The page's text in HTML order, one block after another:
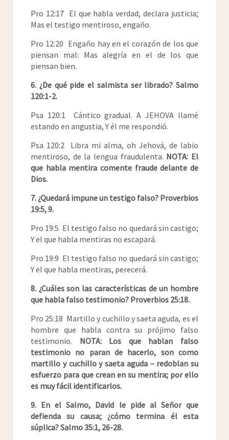
Pro 12:17 El que habla verdad, declara justicia;
Mas el testigo mentiroso, engaño.
Pro 12:20 Engaño hay en el corazón de los que
piensan mal: Mas alegría en el de los que
piensan bien.
6. ¿De qué pide el salmista ser librado? Salmo
120:1-2.
Psa 120:1 Cántico gradual. A JEHOVA llamé
estando en angustia, Y él me respondió.
Psa 120:2 Libra mi alma, oh Jehová, de labio
mentiroso, de la lengua fraudulenta. NOTA: El
que habla mentira comente fraude delante de
Dios.
7. ¿Quedará impune un testigo falso? Proverbios
19:5, 9.
Pro 19:5 El testigo falso no quedará sin castigo;
Y el que habla mentiras no escapará.
Pro 19:9 El testigo falso no quedará sin castigo;
Y el que habla mentiras, perecerá.
8. ¿Cuáles son las características de un hombre
que habla falso testimonio? Proverbios 25:18.
Pro 25:18 Martillo y cuchillo y saeta aguda, es el
hombre que habla contra su prójimo falso
testimonio. NOTA: Los que hablan falso
testimonio no paran de hacerlo, son como
martillo y cuchillo y saeta aguda – redoblan su
esfuerzo para que crean en su mentira; por ello
es muy fácil identificarlos.
9. En el Salmo, David le pide al Señor que
defienda su causa; ¿cómo termina él esta
súplica? Salmo 35:1, 26-28.